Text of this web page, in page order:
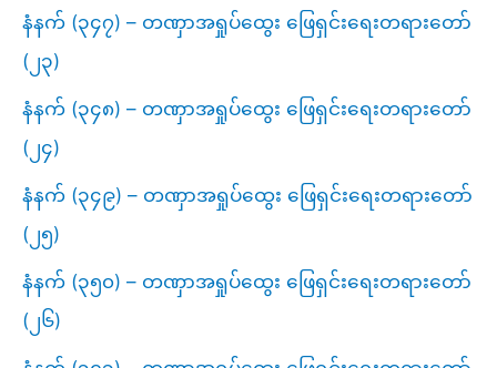
နံနက် (၃၄၇) – တဏှာအရှုပ်ထွေး ဖြေရှင်းရေးတရားတော်
(၂၃)
နံနက် (၃၄၈) – တဏှာအရှုပ်ထွေး ဖြေရှင်းရေးတရားတော်
(၂၄)
နံနက် (၃၄၉) – တဏှာအရှုပ်ထွေး ဖြေရှင်းရေးတရားတော်
(၂၅)
နံနက် (၃၅၀) – တဏှာအရှုပ်ထွေး ဖြေရှင်းရေးတရားတော်
(၂၆)